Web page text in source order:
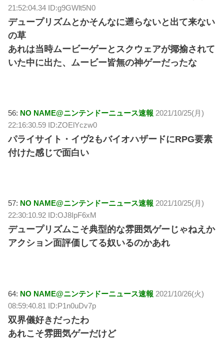
21:52:04.34 ID:g9GWlt5N0
デュープリズムとかそんなに遡らないと出て来ない
の草
あれは当時ムービーゲーとスクウェアが揶揄されて
いた中に出た、ムービー皆無の神ゲーだったな
56: NO NAME@ニンテンドーニュース速報 2021/10/25(月)
22:16:30.59 ID:ZOElYczw0
パライサイト・イヴ2もバイオハザードにRPG要素
付けた感じで面白い
57: NO NAME@ニンテンドーニュース速報 2021/10/25(月)
22:30:10.92 ID:OJ8IpF6xM
デュープリズムこそ典型的な雰囲気ゲーじゃねえか
アクション面評価してる奴いるのかあれ
64: NO NAME@ニンテンドーニュース速報 2021/10/26(火)
08:59:40.81 ID:P1n0uDv7p
双界儀好きだったわ
あれこそ雰囲気ゲーだけど